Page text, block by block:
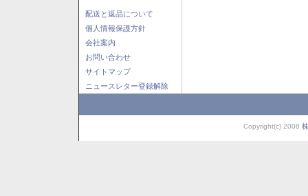
配送と返品について
個人情報保護方針
会社案内
お問い合わせ
サイトマップ
ニュースレター登録解除
Copyright(c) 2008